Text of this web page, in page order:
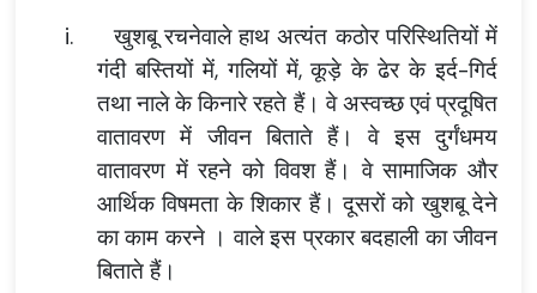
i.
खुशबू रचनेवाले हाथ अत्यंत कठोर परिस्थितियों में
गंदी बस्तियों में, गलियों में, कूड़े के ढेर के इर्द-गिर्द
तथा नाले के किनारे रहते हैं। वे अस्वच्छ एवं प्रदूषित
वातावरण में जीवन बिताते हैं। वे इस दुर्गंधमय
वातावरण में रहने को विवश हैं। वे सामाजिक और
आर्थिक विषमता के शिकार हैं। दूसरों को खुशबू देने
का काम करने । वाले इस प्रकार बदहाली का जीवन
बिताते हैं।